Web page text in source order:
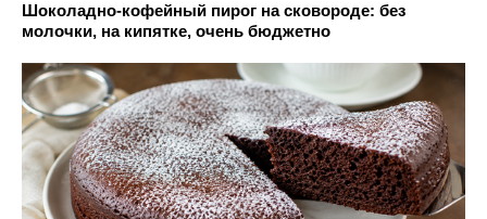
Шоколадно-кофейный пирог на сковороде: без
молочки, на кипятке, очень бюджетно